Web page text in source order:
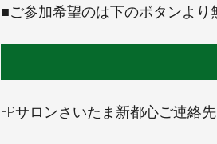
■ご参加希望のは下のボタンより
FPサロンさいたま新都心ご連絡